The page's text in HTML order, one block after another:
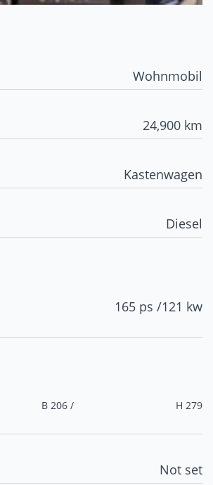
Wohnmobil
24,900 km
Kastenwagen
Diesel
165 ps /121 kw
B 206 / H 279
Not set